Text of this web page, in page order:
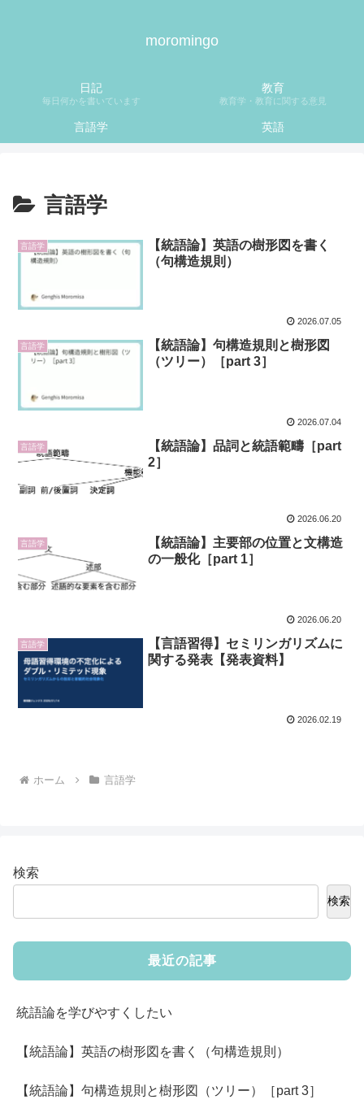
moromingo
日記
毎日何かを書いています
教育
教育学・教育に関する意見
言語学 英語
言語学
言語学
【統語論】英語の樹形図を書く
（句構造規則）
2026.07.05
言語学
【統語論】句構造規則と樹形図
（ツリー）［part 3］
2026.07.04
言語学
【統語論】品詞と統語範疇［part
2］
2026.06.20
言語学
【統語論】主要部の位置と文構造
の一般化［part 1］
2026.06.20
言語学
【言語習得】セミリンガリズムに
関する発表【発表資料】
2026.02.19
ホーム 言語学
検索
検索
最近の記事
統語論を学びやすくしたい
【統語論】英語の樹形図を書く（句構造規則）
【統語論】句構造規則と樹形図（ツリー）［part 3］